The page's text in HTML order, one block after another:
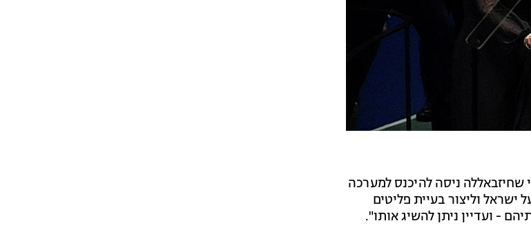
נרחבת, אחרי שחיזבאללה ניסה להיכנס למערכה
ישראל וליצור בעיית פליטים
- ועדיין ניתן להשיג אותו".